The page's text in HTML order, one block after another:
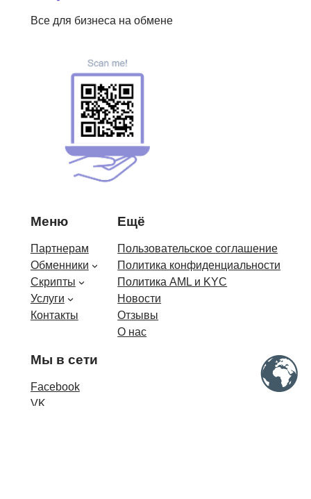
Все для бизнеса на обмене
Меню
Партнерам
Обменники
Скрипты
Услуги
Контакты
Ещё
Пользовательское соглашение
Политика конфиденциальности
Политика AML и KYC
Новости
Отзывы
О нас
Мы в сети
Facebook
VK